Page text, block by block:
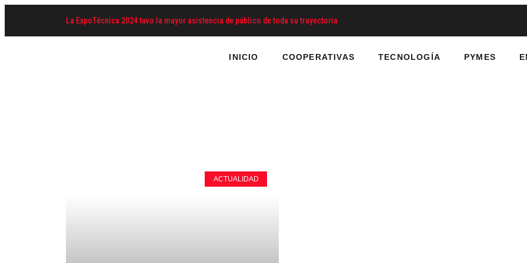
La ExpoTécnica 2024 tuvo la mayor asistencia de público de toda su trayectoria
INICIO COOPERATIVAS TECNOLOGÍA PYMES
ACTUALIDAD